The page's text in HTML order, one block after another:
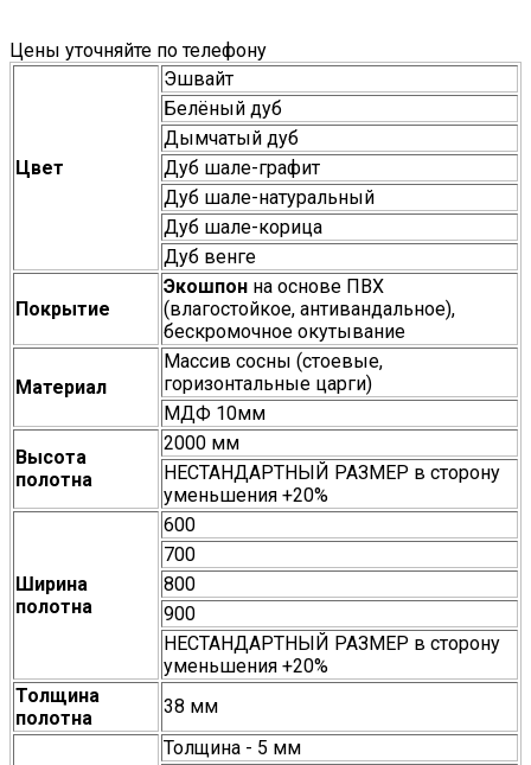
Цены уточняйте по телефону
Цвет
Эшвайт
Белёный дуб
Дымчатый дуб
Дуб шале-графит
Дуб шале-натуральный
Дуб шале-корица
Дуб венге
Покрытие
Экошпон на основе ПВХ
(влагостойкое, антивандальное),
бескромочное окутывание
Материал
Массив сосны (стоевые,
горизонтальные царги)
МДФ 10мм
Высота
полотна
2000 мм
НЕСТАНДАРТНЫЙ РАЗМЕР в сторону
уменьшения +20%
Ширина
полотна
600
700
800
900
НЕСТАНДАРТНЫЙ РАЗМЕР в сторону
уменьшения +20%
Толщина
полотна
38 мм
Толщина - 5 мм